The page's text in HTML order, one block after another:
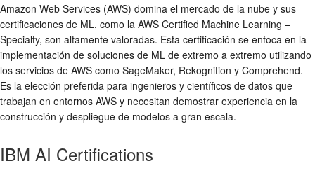
Amazon Web Services (AWS) domina el mercado de la nube y sus
certificaciones de ML, como la AWS Certified Machine Learning –
Specialty, son altamente valoradas. Esta certificación se enfoca en la
implementación de soluciones de ML de extremo a extremo utilizando
los servicios de AWS como SageMaker, Rekognition y Comprehend.
Es la elección preferida para ingenieros y científicos de datos que
trabajan en entornos AWS y necesitan demostrar experiencia en la
construcción y despliegue de modelos a gran escala.
IBM AI Certifications